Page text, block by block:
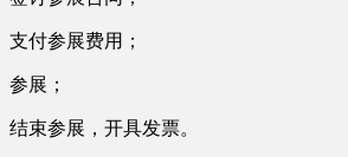
支付参展费用；
参展；
结束参展，开具发票。